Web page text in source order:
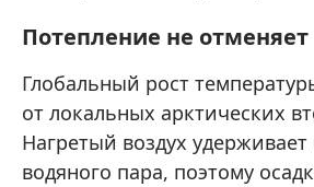
Потепление не
Глобальный рост
от локальных арктических
Нагретый воздух
водяного пара, поэтому